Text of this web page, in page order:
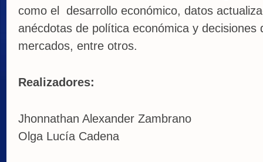
como el desarrollo económico, datos
anécdotas de política económica y decisiones
mercados, entre otros.
Realizadores:
Jhonnathan Alexander Zambrano
Olga Lucía Cadena